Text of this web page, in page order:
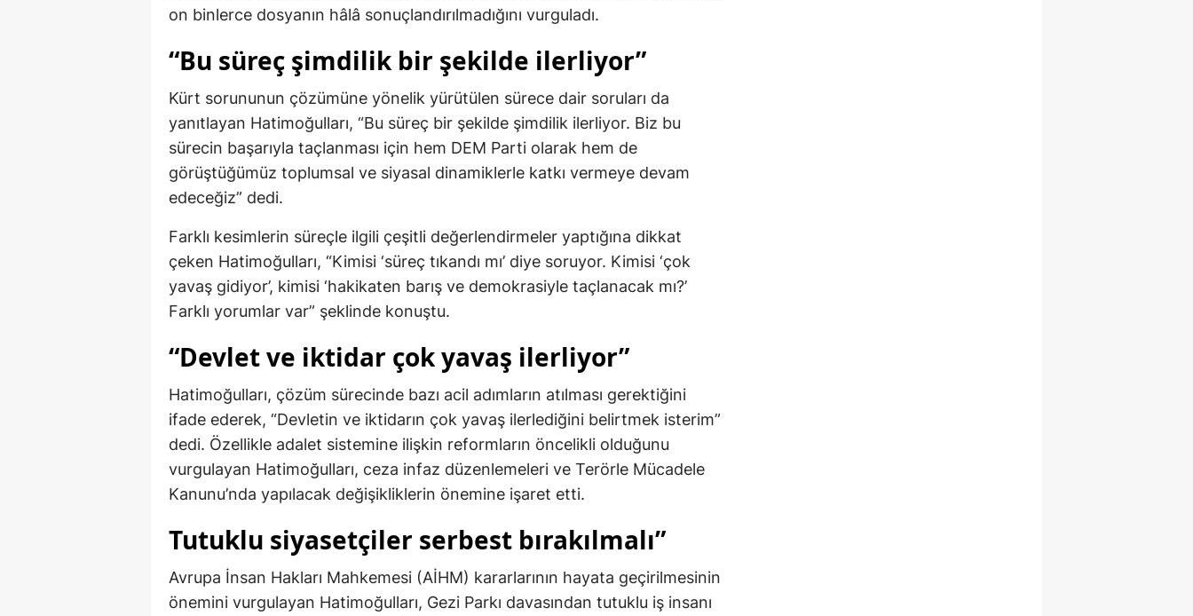
on binlerce dosyanın hâlâ sonuçlandırılmadığını vurguladı.
“Bu süreç şimdilik bir şekilde ilerliyor”
Kürt sorununun çözümüne yönelik yürütülen sürece dair soruları da
yanıtlayan Hatimoğulları, “Bu süreç bir şekilde şimdilik ilerliyor. Biz bu
sürecin başarıyla taçlanması için hem DEM Parti olarak hem de
görüştüğümüz toplumsal ve siyasal dinamiklerle katkı vermeye devam
edeceğiz” dedi.
Farklı kesimlerin süreçle ilgili çeşitli değerlendirmeler yaptığına dikkat
çeken Hatimoğulları, “Kimisi ‘süreç tıkandı mı’ diye soruyor. Kimisi ‘çok
yavaş gidiyor’, kimisi ‘hakikaten barış ve demokrasiyle taçlanacak mı?’
Farklı yorumlar var” şeklinde konuştu.
“Devlet ve iktidar çok yavaş ilerliyor”
Hatimoğulları, çözüm sürecinde bazı acil adımların atılması gerektiğini
ifade ederek, “Devletin ve iktidarın çok yavaş ilerlediğini belirtmek isterim”
dedi. Özellikle adalet sistemine ilişkin reformların öncelikli olduğunu
vurgulayan Hatimoğulları, ceza infaz düzenlemeleri ve Terörle Mücadele
Kanunu’nda yapılacak değişikliklerin önemine işaret etti.
Tutuklu siyasetçiler serbest bırakılmalı”
Avrupa İnsan Hakları Mahkemesi (AİHM) kararlarının hayata geçirilmesinin
önemini vurgulayan Hatimoğulları, Gezi Parkı davasından tutuklu iş insanı